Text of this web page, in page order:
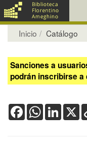
Inicio Catálogo
Sanciones a
podrán inscribirse a
FacebookWhatsAppX